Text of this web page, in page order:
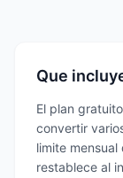
Que
El plan
convertir
limite
restablece al